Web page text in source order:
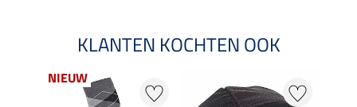
KLANTEN KOCHTEN OOK
NIEUW